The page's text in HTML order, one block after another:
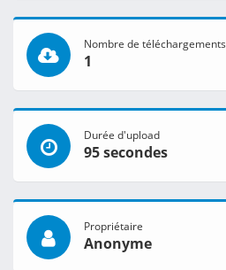
Nombre de téléchargements
1
Durée d'upload
95 secondes
Propriétaire
Anonyme